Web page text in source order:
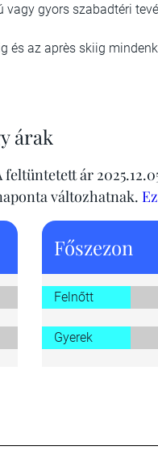
gyors szabadtéri
és az après skiig
árak
ár
változhatnak.
Főszezon
Felnőtt
Gyerek